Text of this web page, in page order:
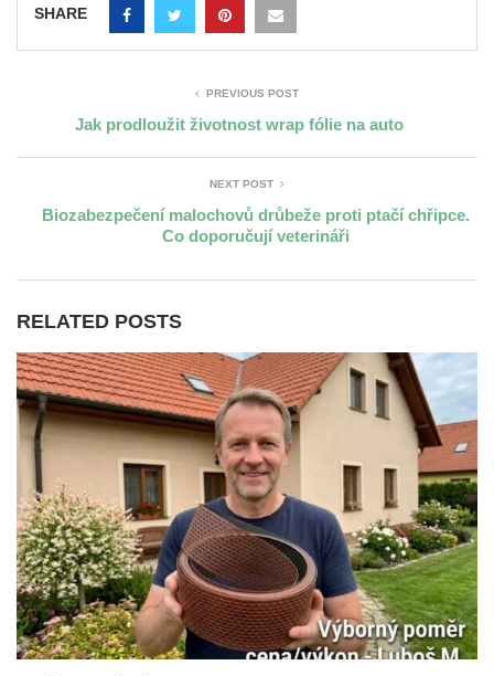
SHARE
PREVIOUS POST
Jak prodloužit životnost wrap fólie na auto
NEXT POST
Biozabezpečení malochovů drůbeže proti ptačí chřipce.
Co doporučují veterináři
RELATED POSTS